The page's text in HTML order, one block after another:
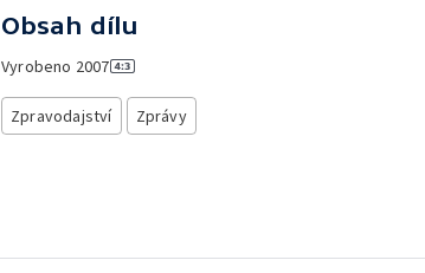
Obsah dílu
Vyrobeno 2007
Zpravodajství Zprávy